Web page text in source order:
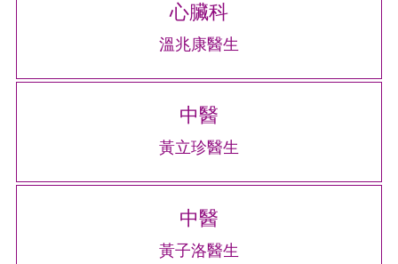
心臟科
溫兆康醫生
中醫
黃立珍醫生
中醫
黃子洛醫生